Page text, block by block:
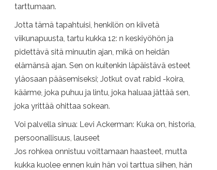
tarttumaan.
Jotta tämä tapahtuisi, henkilön on kiivetä
viikunapuusta, tartu kukka 12: n keskiyöhön ja
pidettävä sitä minuutin ajan, mikä on heidän
elämänsä ajan. Sen on kuitenkin läpäistävä esteet
yläosaan pääsemiseksi; Jotkut ovat rabid -koira,
käärme, joka puhuu ja lintu, joka haluaa jättää sen,
joka yrittää ohittaa sokean.
Voi palvella sinua: Levi Ackerman: Kuka on, historia,
persoonallisuus, lauseet
Jos rohkea onnistuu voittamaan haasteet, mutta
kukka kuolee ennen kuin hän voi tarttua siihen, hän